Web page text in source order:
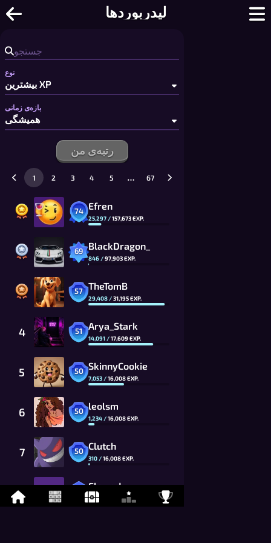
لیدربوردها | لیدربوردها
نوع
بازه‌ی زمانی
رتبه‌ی من
74 Efren
25,297 /157,673EXP.
69 BlackDragon_
846 /97,903EXP.
57 TheTomB
29,408 /31,195EXP.
4 51 Arya_Stark
14,091 /17,609EXP.
5 50 SkinnyCookie
7,053 /16,008EXP.
6 50 leolsm
1,234 /16,008EXP.
7 50 Clutch
310 /16,008EXP.
8 Flawed
13,325 14,553EXP.
1 2 3 4 5 … 67